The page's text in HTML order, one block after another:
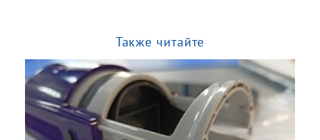
Также читайте